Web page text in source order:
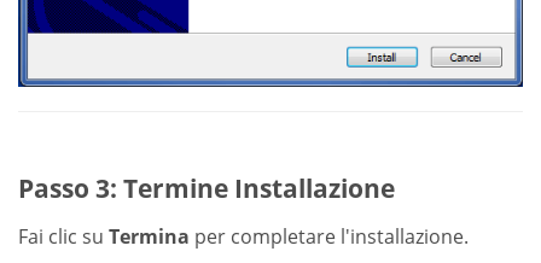
Passo 3: Termine Installazione
Fai clic su Termina per completare l'installazione.